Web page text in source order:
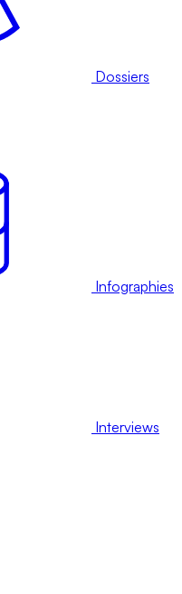
Dossiers
Infographies
Interviews